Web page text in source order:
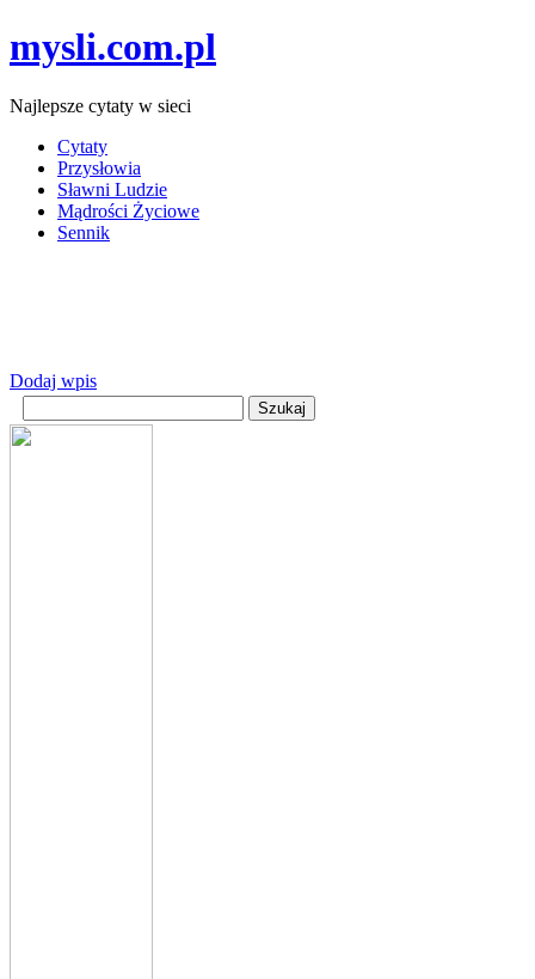
mysli.com.pl
Najlepsze cytaty w sieci
Cytaty
Przysłowia
Sławni Ludzie
Mądrości Życiowe
Sennik
Dodaj wpis